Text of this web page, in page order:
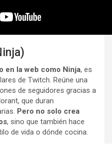
en la web como Ninja, es
de Twitch. Reúne una
de seguidores gracias a
que duran
Pero no solo crea
, sino que también hace
de vida o dónde cocina.